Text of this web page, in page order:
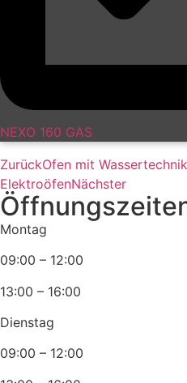
NEXO 160 GAS
ZurückOfen mit Wassertechnik
ElektroöfenNächster
Montag
09:00 – 12:00
13:00 – 16:00
Dienstag
09:00 – 12:00